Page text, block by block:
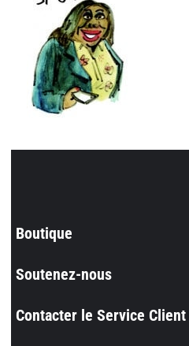
Boutique
Soutenez-nous
Contacter le Service Client